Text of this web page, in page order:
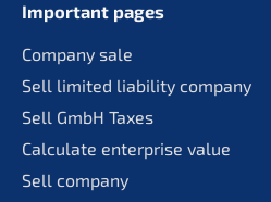
Important pages
Compa­ny sale
Sell limit­ed liabi­li­ty company
Sell GmbH Taxes
Calcu­la­te enter­pri­se value
Sell compa­ny